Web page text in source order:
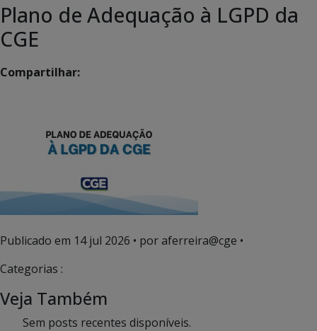
Plano de Adequação à LGPD da
CGE
Compartilhar:
Publicado em 14 jul 2026 • por aferreira@cge •
Categorias :
Veja Também
Sem posts recentes disponíveis.